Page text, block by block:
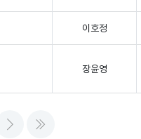
이호정
장윤영
다음 마지막